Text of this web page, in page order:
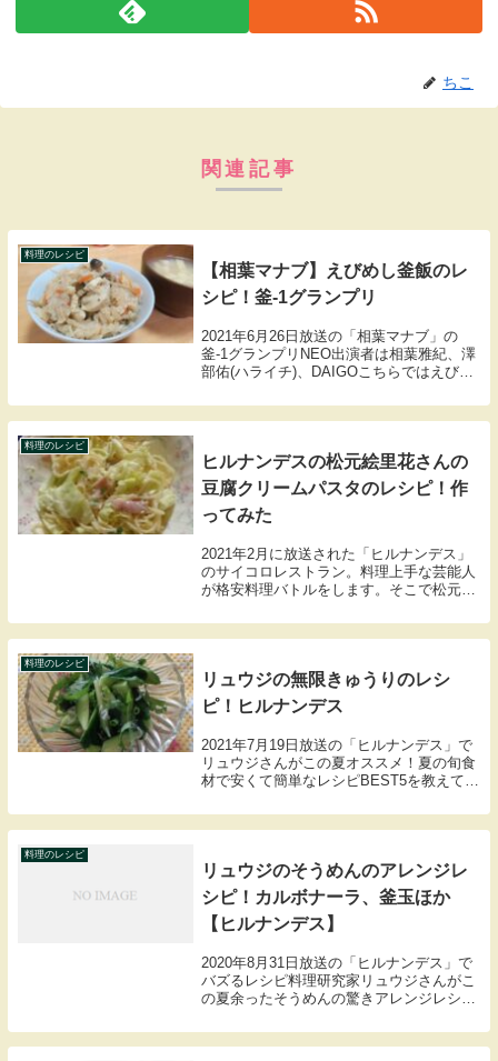
ちこ
関連記事
料理のレシピ
【相葉マナブ】えびめし釜飯のレ
シピ！釜-1グランプリ
2021年6月26日放送の「相葉マナブ」の
釜-1グランプリNEO出演者は相葉雅紀、澤
部佑(ハライチ)、DAIGOこちらではえびめ
したので紹介します。
料理のレシピ
ヒルナンデスの松元絵里花さんの
豆腐クリームパスタのレシピ！作
ってみた
2021年2月に放送された「ヒルナンデス」
のサイコロレストラン。料理上手な芸能人
が格安料理バトルをします。そこで松元絵
ームパスタがヘルシーでおいしそうだった
ので作ってみました。
料理のレシピ
リュウジの無限きゅうりのレシ
ピ！ヒルナンデス
2021年7月19日放送の「ヒルナンデス」で
リュウジさんがこの夏オススメ！夏の旬食
材で安くて簡単なレシピBEST5を教えてく
を作ってみました。無限きゅうりのレシピ
と作った感想を紹介します。
料理のレシピ
リュウジのそうめんのアレンジレ
シピ！カルボナーラ、釜玉ほか
【ヒルナンデス】
2020年8月31日放送の「ヒルナンデス」で
バズるレシピ料理研究家リュウジさんがこ
の夏余ったそうめんの驚きアレンジレシピ
ば・卵かけそうめん焼き・カルボナーラそ
うめん・冷製パスタ風そうめん・釜玉そう